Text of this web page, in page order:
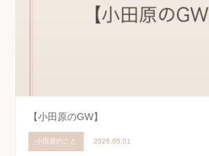
【小田原のGW】
小田原のこと 2026.05.01